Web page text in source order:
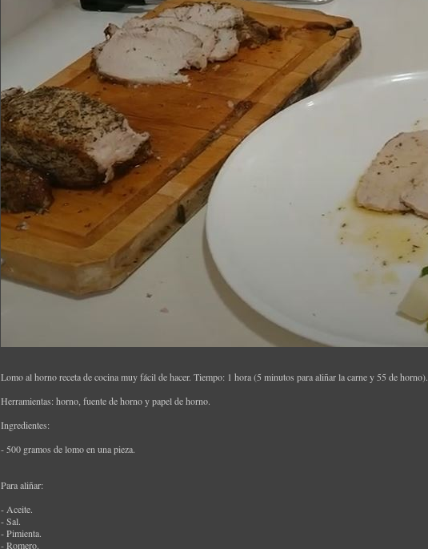
Lomo al horno receta de cocina muy fácil de hacer. Tiempo: 1 hora (5 minutos para aliñar la carne y 55 de horno).
Herramientas: horno, fuente de horno y papel de horno.
Ingredientes:
- 500 gramos de lomo en una pieza.
Para aliñar:
- Aceite.
- Sal.
- Pimienta.
- Romero.